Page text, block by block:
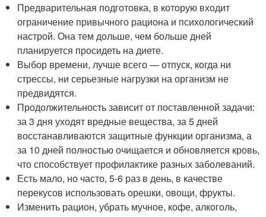
Предварительная подготовка, в которую входит
ограничение привычного рациона и психологический
настрой. Она тем дольше, чем больше дней
планируется просидеть на диете.
Выбор времени, лучше всего — отпуск, когда ни
стрессы, ни серьезные нагрузки на организм не
предвидятся.
Продолжительность зависит от поставленной задачи:
за 3 дня уходят вредные вещества, за 5 дней
восстанавливаются защитные функции организма, а
за 10 дней полностью очищается и обновляется кровь,
что способствует профилактике разных заболеваний.
Есть мало, но часто, 5-6 раз в день, в качестве
перекусов использовать орешки, овощи, фрукты.
Изменить рацион, убрать мучное, кофе, алкоголь,